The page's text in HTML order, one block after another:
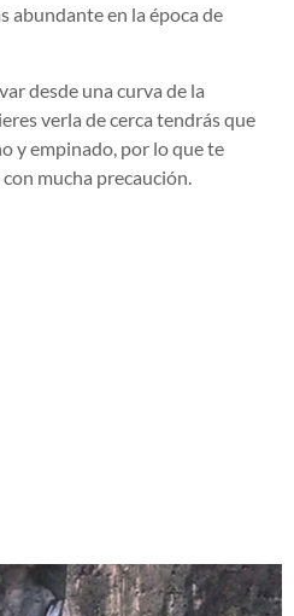
abundante en la época de
desde una curva de la
verla de cerca tendrás que
y empinado, por lo que te
mucha precaución.